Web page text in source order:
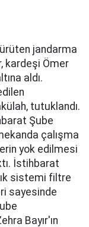
jandarma
kardeşi Ömer
aldı.
tutuklandı.
Şube
çalışma
yok edilmesi
İstihbarat
sistemi filtre
sayesinde
Bayır'ın